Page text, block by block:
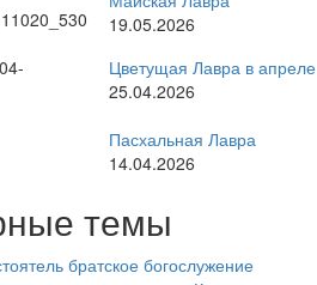
19.05.2026
Цветущая Лавра в апреле
25.04.2026
Пасхальная Лавра
14.04.2026
темы
братское богослужение